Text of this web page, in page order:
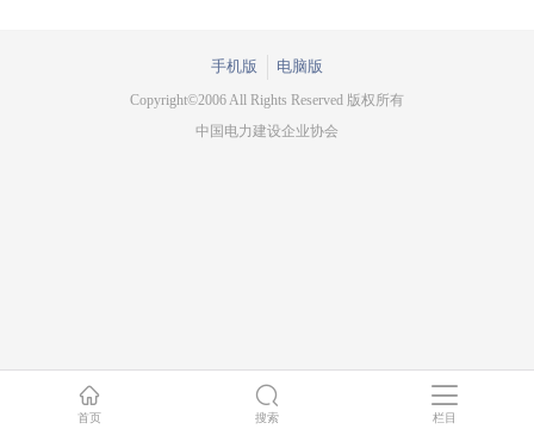
手机版 电脑版
Copyright©2006 All Rights Reserved 版权所有
中国电力建设企业协会
首页 搜索 栏目